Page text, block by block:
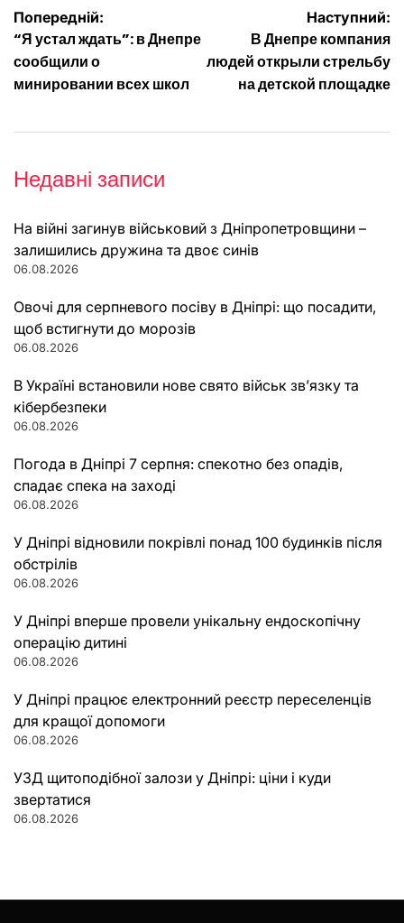
Навігація
записів
Попередній:
“Я устал ждать”: в Днепре
сообщили о
минировании всех школ
Наступний:
В Днепре компания
людей открыли стрельбу
на детской площадке
Недавні записи
На війні загинув військовий з Дніпропетровщини –
залишились дружина та двоє синів
06.08.2026
Овочі для серпневого посіву в Дніпрі: що посадити,
щоб встигнути до морозів
06.08.2026
В Україні встановили нове свято військ зв’язку та
кібербезпеки
06.08.2026
Погода в Дніпрі 7 серпня: спекотно без опадів,
спадає спека на заході
06.08.2026
У Дніпрі відновили покрівлі понад 100 будинків після
обстрілів
06.08.2026
У Дніпрі вперше провели унікальну ендоскопічну
операцію дитині
06.08.2026
У Дніпрі працює електронний реєстр переселенців
для кращої допомоги
06.08.2026
УЗД щитоподібної залози у Дніпрі: ціни і куди
звертатися
06.08.2026